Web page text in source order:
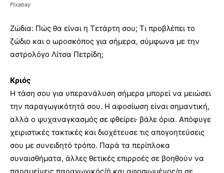
Pixabay
Ζώδια: Πώς θα είναι η Τετάρτη σου; Τι προβλέπει το
ζώδιο και ο ωροσκόπος για σήμερα, σύμφωνα με την
αστρολόγο Λίτσα Πετρίδη;
Κριός
Η τάση σου για υπερανάλυση σήμερα μπορεί να μειώσει
την παραγωγικότητά σου. Η αφοσίωση είναι σημαντική,
αλλά ο ψυχαναγκασμός σε φθείρει· βάλε όρια. Απόφυγε
χειριστικές τακτικές και διοχέτευσε τις απογοητεύσεις
σου με συνειδητό τρόπο. Παρά τα περίπλοκα
συναισθήματα, άλλες θετικές επιρροές σε βοηθούν να